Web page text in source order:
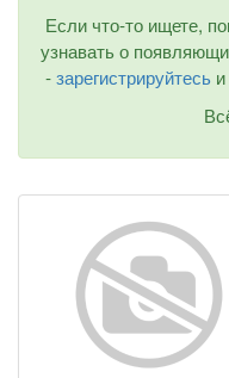
Если что-то ищете,
узнавать о
-зарегистрируйтесь